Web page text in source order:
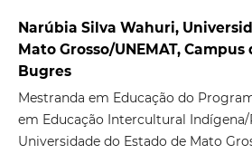
Narúbia Silva Wahuri,
Mato Grosso/UNEMAT,
Bugres
Mestranda em Educação do
em Educação Intercultural Indígena/
Universidade do Estado de Mato